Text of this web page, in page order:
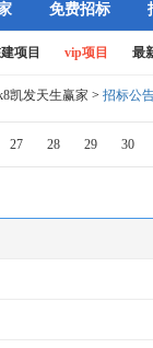
免费招标
项目 vip项目 最
凯发天生赢家 > 招标公
27 28 29 30